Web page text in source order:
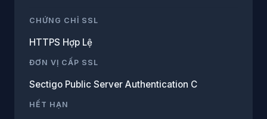
CHỨNG CHỈ SSL
HTTPS Hợp Lệ
ĐƠN VỊ CẤP SSL
Sectigo Public Server Authentication C
HẾT HẠN